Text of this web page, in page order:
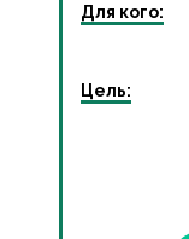
Для кого:
Цель: